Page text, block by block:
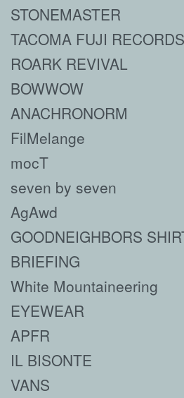
STONEMASTER
TACOMA FUJI RECORDS
ROARK REVIVAL
BOWWOW
ANACHRONORM
FilMelange
mocT
seven by seven
AgAwd
GOODNEIGHBORS
BRIEFING
White Mountaineering
EYEWEAR
APFR
IL BISONTE
VANS